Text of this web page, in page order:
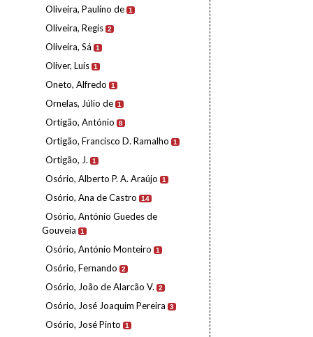
Oliveira, Paulino de 1
Oliveira, Regis 2
Oliveira, Sá 1
Oliver, Luís 1
Oneto, Alfredo 1
Ornelas, Júlio de 1
Ortigão, António 8
Ortigão, Francisco D. Ramalho 1
Ortigão, J. 1
Osório, Alberto P. A. Araújo 1
Osório, Ana de Castro 14
Osório, António Guedes de
Gouveia
1
Osório, António Monteiro 1
Osório, Fernando 2
Osório, João de Alarcão V. 2
Osório, José Joaquim Pereira 3
Osório, José Pinto 1